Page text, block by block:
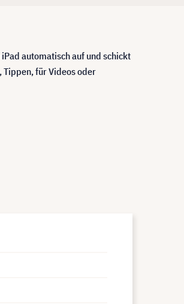
automatisch auf und schickt
Tippen, für Videos oder